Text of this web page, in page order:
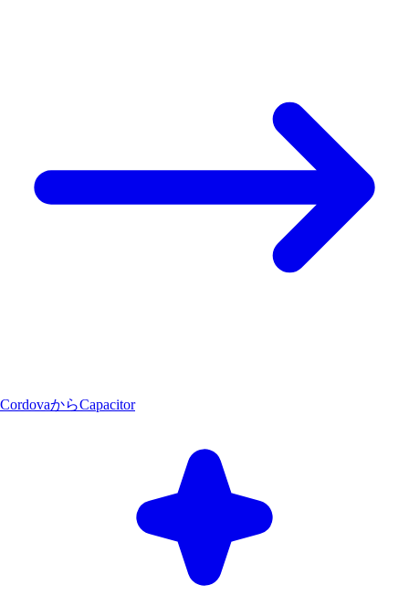
CordovaからCapacitor